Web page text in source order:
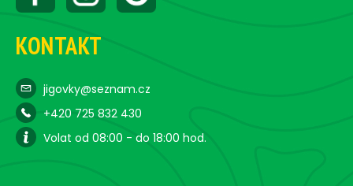
KONTAKT
jigovky@seznam.cz
+420 725 832 430
Volat od 08:00 - do 18:00 hod.